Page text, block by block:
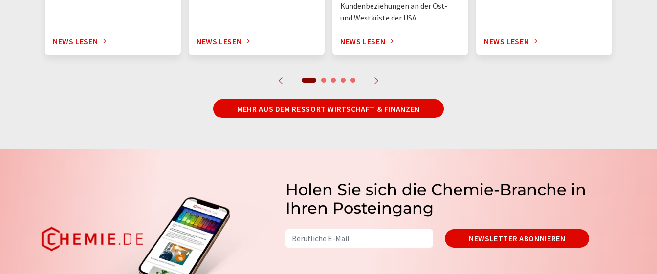
NEWS LESEN NEWS LESEN
Kundenbeziehungen an der Ost-
und Westküste der USA
NEWS LESEN NEWS LESEN
MEHR AUS DEM RESSORT WIRTSCHAFT & FINANZEN
Holen Sie sich die Chemie-Branche in
Ihren Posteingang
NEWSLETTER ABONNIEREN